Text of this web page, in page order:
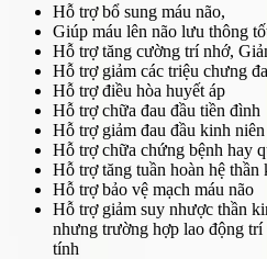
Hỗ trợ bổ sung máu não,
Giúp máu lên não lưu thông
Hỗ trợ tăng cường trí nhớ,
Hỗ trợ giảm các triệu chưng
Hỗ trợ điều hòa huyết áp
Hỗ trợ chữa đau đầu tiền đình
Hỗ trợ giảm đau đầu kinh niên
Hỗ trợ chữa chứng bệnh hay
Hỗ trợ tăng tuần hoàn hệ thần
Hỗ trợ bảo vệ mạch máu não
Hỗ trợ giảm suy nhược thần
nhưng trường hợp lao động
tính